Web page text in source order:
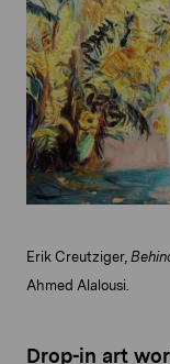
Erik Creutziger,
Ahmed Alalousi.
Drop-in art